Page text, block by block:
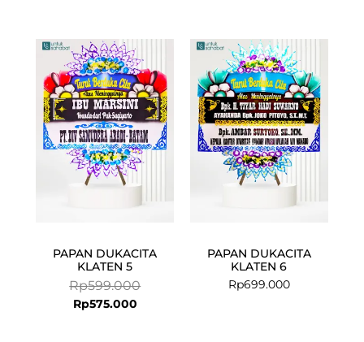
PAPAN DUKACITA
KLATEN 5
Rp599.000
price
was:
Rp599.000.
Rp575.000
price
is:
Rp575.000.
PAPAN DUKACITA
KLATEN 6
Rp699.000